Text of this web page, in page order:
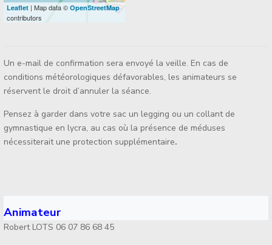
Leaflet | Map data ©OpenStreetMap
contributors
Un e-mail de confirmation sera envoyé la veille. En cas de
conditions météorologiques défavorables, les animateurs se
réservent le droit d’annuler la séance.
Pensez à garder dans votre sac un legging ou un collant de
gymnastique en lycra, au cas où la présence de méduses
nécessiterait une protection supplémentaire.
Animateur
Robert LOTS 06 07 86 68 45